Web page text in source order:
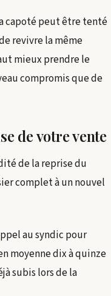
capoté peut être tenté
revivre la même
mieux prendre le
compromis que de
de votre vente
de la reprise du
complet à un nouvel
au syndic pour
moyenne dix à quinze
subis lors de la